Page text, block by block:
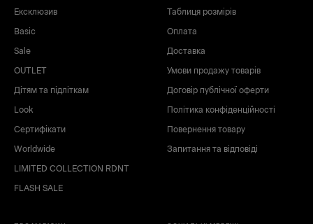
Ексклюзив
Basic
Sale
OUTLET
Дітям та підліткам
Look
Сертифікати
Worldwide
LIMITED COLLECTION RDNT
FLASH SALE
Таблиця розмірів
Оплата
Доставка
Умови продажу товарів
Договір публічної оферти
Політика конфіденційності
Повернення товару
Запитання та відповіді